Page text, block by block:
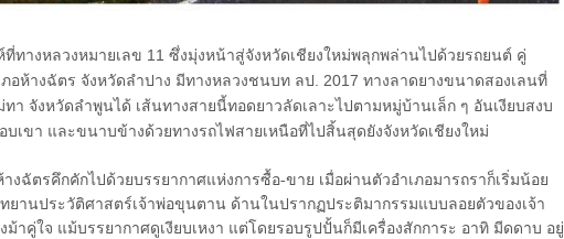
ทางหลวงหมายเลข 11 ซึ่งมุ่งหน้าสู่จังหวัดเชียงใหม่พลุกพล่านไปด้วยรถยนต์ คู่
อห้างฉัตร จังหวัดลำปาง มีทางหลวงชนบท ลป. 2017 ทางลาดยางขนาดสองเลนที่
ทา จังหวัดลำพูนได้ เส้นทางสายนี้ทอดยาวลัดเลาะไปตามหมู่บ้านเล็ก ๆ อันเงียบสงบ
บเขา และขนาบข้างด้วยทางรถไฟสายเหนือที่ไปสิ้นสุดยังจังหวัดเชียงใหม่
างฉัตรคึกคักไปด้วยบรรยากาศแห่งการซื้อ-ขาย เมื่อผ่านตัวอำเภอมารถราก็เริ่มน้อย
ยานประวัติศาสตร์เจ้าพ่อขุนตาน ด้านในปรากฏประติมากรรมแบบลอยตัวของเจ้า
าคู่ใจ แม้บรรยากาศดูเงียบเหงา แต่โดยรอบรูปปั้นก็มีเครื่องสักการะ อาทิ มีดดาบ อยู่